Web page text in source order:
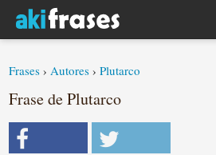
Frases ›Autores ›Plutarco
Frase de Plutarco